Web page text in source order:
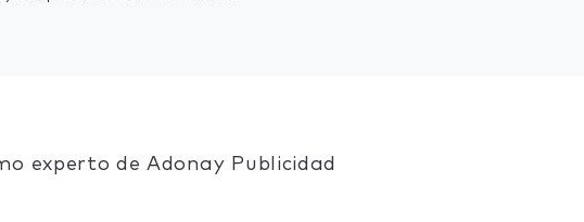
experto de Adonay Publicidad